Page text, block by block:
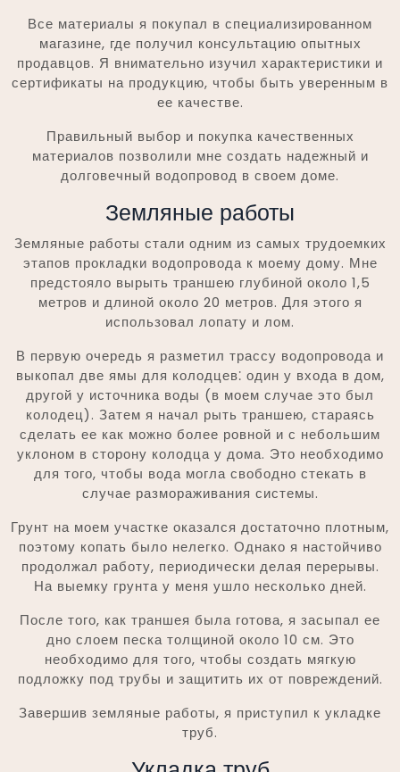
Все материалы я покупал в специализированном
магазине, где получил консультацию опытных
продавцов. Я внимательно изучил характеристики и
сертификаты на продукцию, чтобы быть уверенным в
ее качестве.
Правильный выбор и покупка качественных
материалов позволили мне создать надежный и
долговечный водопровод в своем доме.
Земляные работы
Земляные работы стали одним из самых трудоемких
этапов прокладки водопровода к моему дому. Мне
предстояло вырыть траншею глубиной около 1,5
метров и длиной около 20 метров. Для этого я
использовал лопату и лом.
В первую очередь я разметил трассу водопровода и
выкопал две ямы для колодцев⁚ один у входа в дом,
другой у источника воды (в моем случае это был
колодец). Затем я начал рыть траншею, стараясь
сделать ее как можно более ровной и с небольшим
уклоном в сторону колодца у дома. Это необходимо
для того, чтобы вода могла свободно стекать в
случае размораживания системы.
Грунт на моем участке оказался достаточно плотным,
поэтому копать было нелегко. Однако я настойчиво
продолжал работу, периодически делая перерывы.
На выемку грунта у меня ушло несколько дней.
После того, как траншея была готова, я засыпал ее
дно слоем песка толщиной около 10 см. Это
необходимо для того, чтобы создать мягкую
подложку под трубы и защитить их от повреждений.
Завершив земляные работы, я приступил к укладке
труб.